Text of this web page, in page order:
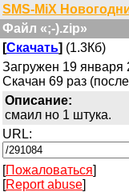
SMS-MiX
Файл «;-).zip»
[Скачать] (1.3Кб)
Загружен 19 января
Скачан 69 раз
Описание:
смаил но 1 штука.
URL:
[Пожаловаться]
[Report abuse]